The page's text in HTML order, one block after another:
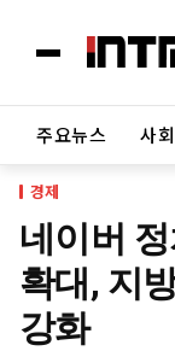
주요뉴스 사회
경제
네이버
확대, 지
강화